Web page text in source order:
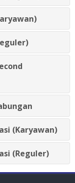
(Karyawan)
(Reguler)